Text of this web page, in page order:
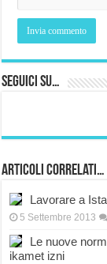
Seguici su…
Articoli correlati…
Lavorare a
5 Settembre 2013
Le nuove
ikamet izni